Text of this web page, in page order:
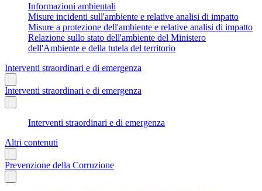
Informazioni ambientali
Misure incidenti sull'ambiente e relative analisi di impatto
Misure a protezione dell'ambiente e relative analisi di impatto
Relazione sullo stato dell'ambiente del Ministero
dell'Ambiente e della tutela del territorio
Interventi straordinari e di emergenza
Interventi straordinari e di emergenza
Interventi straordinari e di emergenza
Altri contenuti
Prevenzione della Corruzione